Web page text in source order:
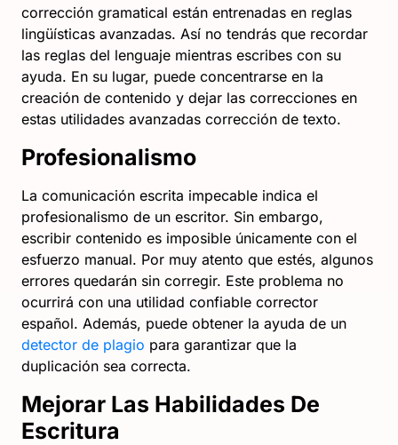
corrección gramatical están entrenadas en reglas
lingüísticas avanzadas. Así no tendrás que recordar
las reglas del lenguaje mientras escribes con su
ayuda. En su lugar, puede concentrarse en la
creación de contenido y dejar las correcciones en
estas utilidades avanzadas corrección de texto.
Profesionalismo
La comunicación escrita impecable indica el
profesionalismo de un escritor. Sin embargo,
escribir contenido es imposible únicamente con el
esfuerzo manual. Por muy atento que estés, algunos
errores quedarán sin corregir. Este problema no
ocurrirá con una utilidad confiable corrector
español. Además, puede obtener la ayuda de un
detector de plagio para garantizar que la
duplicación sea correcta.
Mejorar Las Habilidades De
Escritura